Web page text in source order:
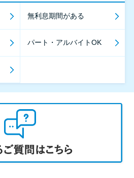
無利息期間がある
パート・アルバイトOK